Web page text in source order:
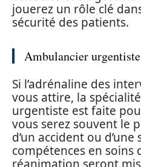
jouerez un rôle clé
sécurité des patients.
Ambulancier
Si l’adrénaline des
vous attire, la
urgentiste est faite
vous serez souvent le
d’un accident ou
compétences en soins
réanimation seront